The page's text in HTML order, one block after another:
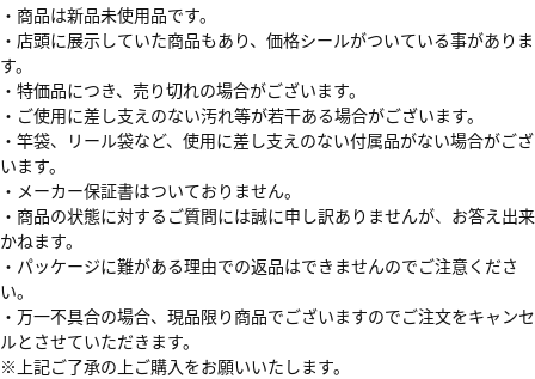
・商品は新品未使用品です。
・店頭に展示していた商品もあり、価格シールがついている事がありま
す。
・特価品につき、売り切れの場合がございます。
・ご使用に差し支えのない汚れ等が若干ある場合がございます。
・竿袋、リール袋など、使用に差し支えのない付属品がない場合がござ
います。
・メーカー保証書はついておりません。
・商品の状態に対するご質問には誠に申し訳ありませんが、お答え出来
かねます。
・パッケージに難がある理由での返品はできませんのでご注意くださ
い。
・万一不具合の場合、現品限り商品でございますのでご注文をキャンセ
ルとさせていただきます。
※上記ご了承の上ご購入をお願いいたします。